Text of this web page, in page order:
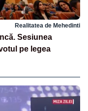
Realitatea de Mehedinti
Sesiunea
pe legea